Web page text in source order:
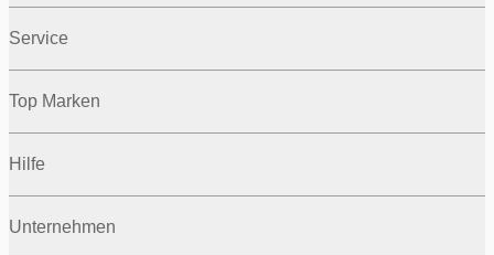
Service
Top Marken
Hilfe
Unternehmen